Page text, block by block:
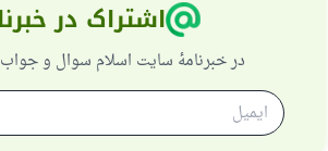
اشتراک در
در خبرنامهٔ سایت اسلام سوال و